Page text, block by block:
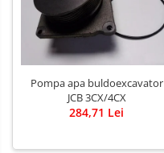
Pompa apa buldoexcavator
JCB 3CX/4CX
284,71 Lei